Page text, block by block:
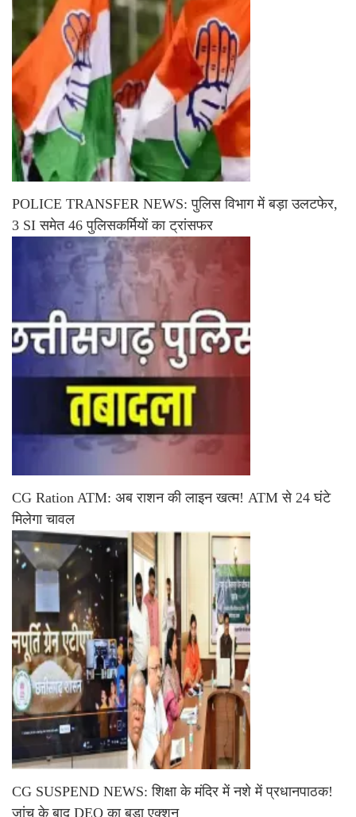
POLICE TRANSFER NEWS: पुलिस विभाग में बड़ा उलटफेर,
3 SI समेत 46 पुलिसकर्मियों का ट्रांसफर
CG Ration ATM: अब राशन की लाइन खत्म! ATM से 24 घंटे
मिलेगा चावल
CG SUSPEND NEWS: शिक्षा के मंदिर में नशे में प्रधानपाठक!
जांच के बाद DEO का बड़ा एक्शन